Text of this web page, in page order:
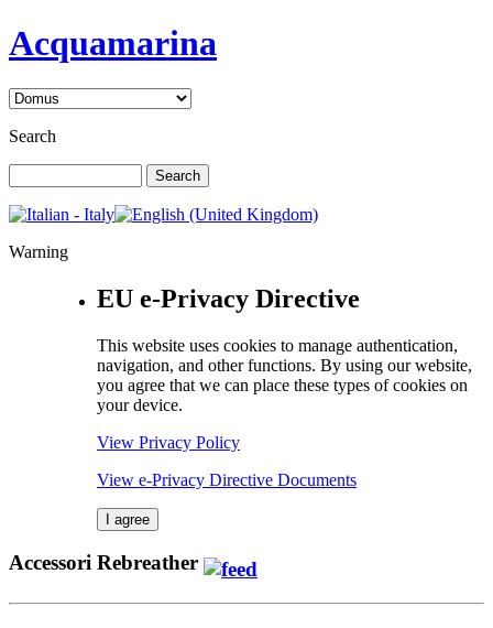
Acquamarina
Search
Warning
EU e-Privacy Directive
This website uses cookies to manage authentication,
navigation, and other functions. By using our website,
you agree that we can place these types of cookies on
your device.
View Privacy Policy
View e-Privacy Directive Documents
I agree
Accessori Rebreather